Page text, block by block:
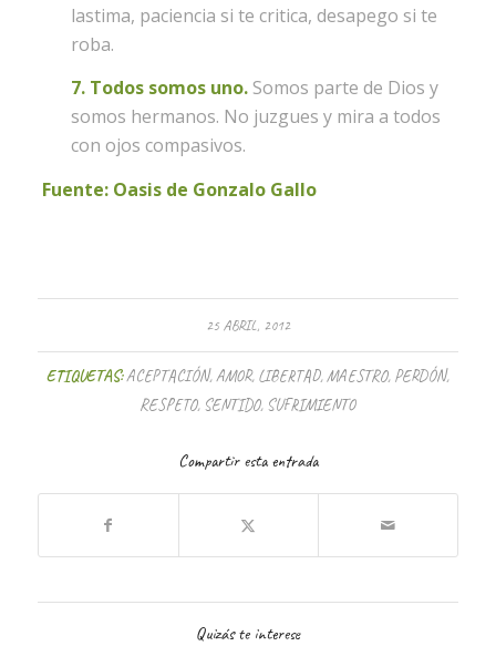
lastima, paciencia si te critica, desapego si te
roba.
7. Todos somos uno.Somos parte de Dios y
somos hermanos. No juzgues y mira a todos
con ojos compasivos.
Fuente: Oasis de Gonzalo Gallo
25 ABRIL, 2012
ETIQUETAS:ACEPTACIÓN,AMOR, LIBERTAD,MAESTRO, PERDÓN,
RESPETO, SENTIDO, SUFRIMIENTO
Compartir esta entrada
Quizás te interese